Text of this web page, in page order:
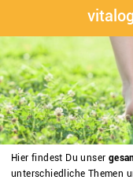
Hier findest Du unser
unterschiedliche Themen